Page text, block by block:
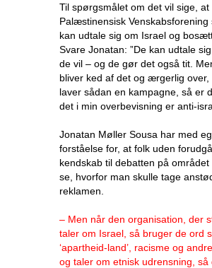
Til spørgsmålet om det vil sige, at
Palæstinensisk Venskabsforening
kan udtale sig om Israel og
Svare Jonatan: ”De kan udtale sig
de vil – og de gør det også tit.
bliver ked af det og ærgerlig over,
laver sådan en kampagne, så er
det i min overbevisning er anti-
Jonatan Møller Sousa har med
forståelse for, at folk uden
kendskab til debatten på området
se, hvorfor man skulle tage
reklamen.
– Men når den organisation, der
taler om Israel, så bruger de ord
‘apartheid-land’, racisme og
og taler om etnisk udrensning, så